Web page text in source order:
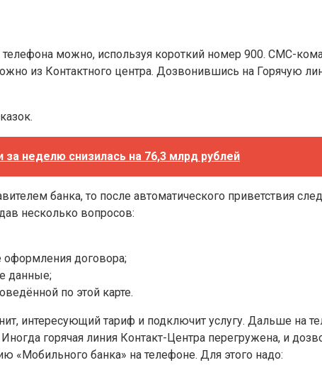
можно, используя короткий номер 900. СМС-
из Контактного центра. Дозвонившись на Горячую
неделю снизилась на 76,3 млрд рублей
банка, то после автоматического приветствия
несколько вопросов:
оформления договора;
данные;
по этой карте.
интересующий тариф и подключит услугу. Дальше на
горячая линия Контакт-Центра перегружена, и
«Мобильного банка» на телефоне. Для этого надо: